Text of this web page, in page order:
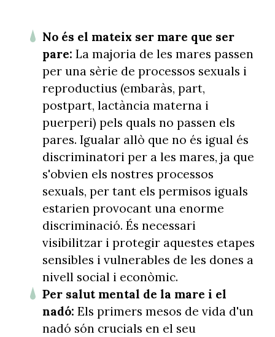
No és el mateix ser mare que ser
pare: La majoria de les mares passen
per una sèrie de processos sexuals i
reproductius (embaràs, part,
postpart, lactància materna i
puerperi) pels quals no passen els
pares. Igualar allò que no és igual és
discriminatori per a les mares, ja que
s'obvien els nostres processos
sexuals, per tant els permisos iguals
estarien provocant una enorme
discriminació. És necessari
visibilitzar i protegir aquestes etapes
sensibles i vulnerables de les dones a
nivell social i econòmic.
Per salut mental de la mare i el
nadó: Els primers mesos de vida d'un
nadó són crucials en el seu